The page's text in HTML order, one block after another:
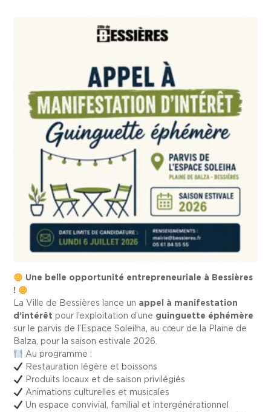
Une belle opportunité entrepreneuriale à Bessières
!
La Ville de Bessières lance un appel à manifestation
d’intérêt pour l’exploitation d’une guinguette éphémère
sur le parvis de l’Espace Soleilha, au cœur de la Plaine de
Balza, pour la saison estivale 2026.
Au programme :
Restauration légère et boissons
Produits locaux et de saison privilégiés
Animations culturelles et musicales
Un espace convivial, familial et intergénérationnel